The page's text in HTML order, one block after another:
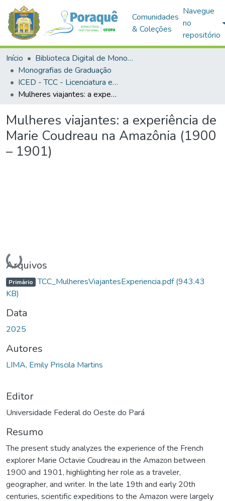
Comunidades
& Coleções
Navegue
no
repositório
Início
Biblioteca Digital de Monografias (BDM)
Monografias de Graduação
ICED - TCC - Licenciatura em História
Mulheres viajantes: a experiência de Marie Coudreau na Amazônia (1900 – 1901)
Mulheres viajantes: a experiência de
Marie Coudreau na Amazônia (1900
– 1901)
Carregando...
Arquivos
Primário TCC_MulheresViajantesExperiencia.pdf(943.43
KB)
Data
2025
Autores
LIMA, Emily Priscila Martins
Editor
Universidade Federal do Oeste do Pará
Resumo
The present study analyzes the experience of the French
explorer Marie Octavie Coudreau in the Amazon between
1900 and 1901, highlighting her role as a traveler,
geographer, and writer. In the late 19th and early 20th
centuries, scientific expeditions to the Amazon were largely